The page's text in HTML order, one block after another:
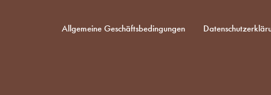
Allgemeine Geschäftsbedingungen